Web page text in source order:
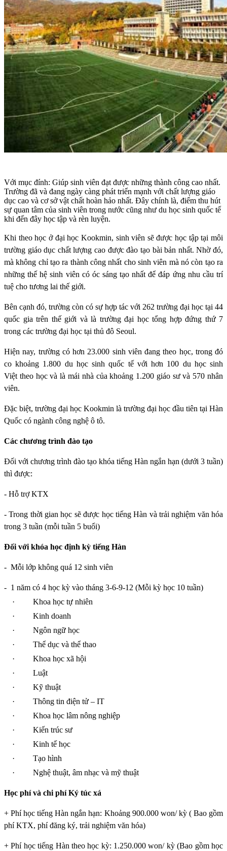
Với mục đính: Giúp sinh viên đạt được những thành công cao nhất.
Trường đã và đang ngày càng phát triển mạnh với chất lượng giáo
dục cao và cơ sở vật chất hoàn hảo nhất. Đây chính là, điểm thu hút
sự quan tâm của sinh viên trong nước cũng như du học sinh quốc tế
khi đến đây học tập và rèn luyện.
Khi theo học ở đại học Kookmin, sinh viên sẽ được học tập tại môi
trường giáo dục chất lượng cao được đào tạo bài bản nhất. Nhờ đó,
mà không chỉ tạo ra thành công nhất cho sinh viên mà nó còn tạo ra
những thế hệ sinh viên có óc sáng tạo nhất để đáp ứng nhu cầu trí
tuệ cho tương lai thế giới.
Bên cạnh đó, trường còn có sự hợp tác với 262 trường đại học tại 44
quốc gia trên thế giới và là trường đại học tổng hợp đứng thứ 7
trong các trường đại học tại thủ đô Seoul.
Hiện nay, trường có hơn 23.000 sinh viên đang theo học, trong đó
co khoảng 1.800 du học sinh quốc tế với hơn 100 du học sinh
Việt theo học và là mái nhà của khoảng 1.200 giáo sư và 570 nhân
viên.
Đặc biệt, trường đại học Kookmin là trường đại học đầu tiên tại Hàn
Quốc có ngành công nghệ ô tô.
Các chương trình đào tạo
Đối với chương trình đào tạo khóa tiếng Hàn ngắn hạn (dưới 3 tuần)
thì được:
- Hỗ trợ KTX
- Trong thời gian học sẽ được học tiếng Hàn và trải nghiệm văn hóa
trong 3 tuần (mỗi tuần 5 buổi)
Đối với khóa học định kỳ tiếng Hàn
- Mỗi lớp không quá 12 sinh viên
- 1 năm có 4 học kỳ vào tháng 3-6-9-12 (Mỗi kỳ học 10 tuần)
·
Khoa học tự nhiên
·
Kinh doanh
·
Ngôn ngữ học
·
Thể dục và thể thao
·
Khoa học xã hội
·
Luật
·
Kỹ thuật
·
Thông tin điện tử – IT
·
Khoa học lâm nông nghiệp
·
Kiến trúc sư
·
Kinh tế học
·
Tạo hình
·
Nghệ thuật, âm nhạc và mỹ thuật
Học phí và chi phí Ký túc xá
+ Phí học tiếng Hàn ngắn hạn: Khoảng 900.000 won/ kỳ ( Bao gồm
phí KTX, phí đăng ký, trải nghiệm văn hóa)
+ Phí học tiếng Hàn theo học kỳ: 1.250.000 won/ kỳ (Bao gồm học